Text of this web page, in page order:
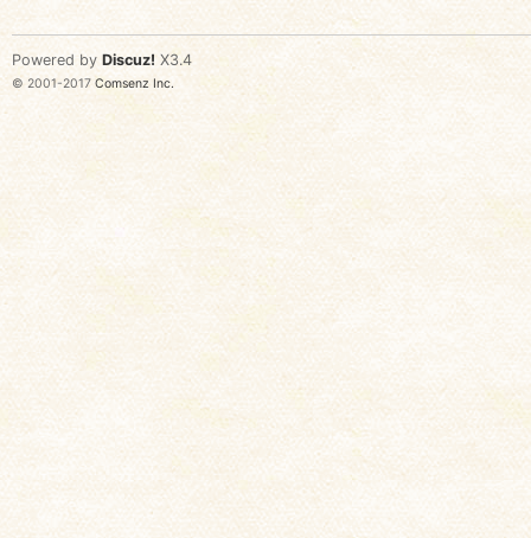
Powered by Discuz! X3.4
© 2001-2017 Comsenz Inc.